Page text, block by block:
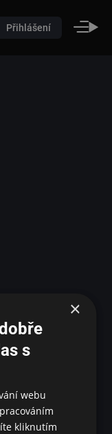
Přihlášení
×
s
webu
kliknutím